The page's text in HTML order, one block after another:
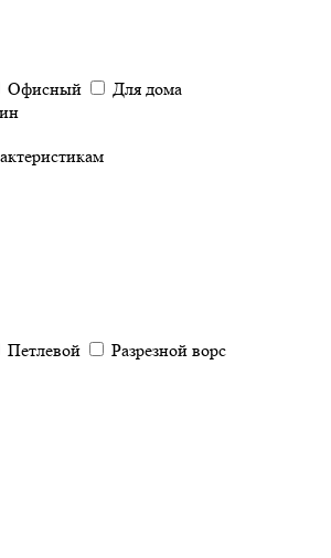
Офисный
Для дома
Петлевой Разрезной ворс